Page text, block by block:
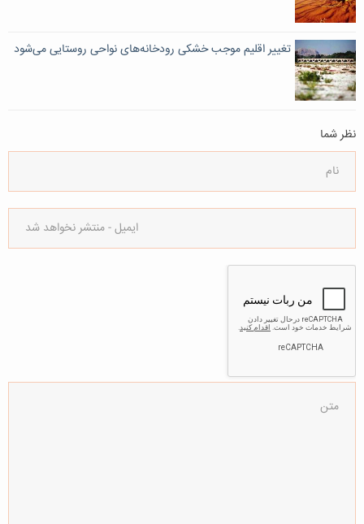
تغییر اقلیم موجب خشکی رودخانه‌های نواحی روستایی می‌شود
نظر شما